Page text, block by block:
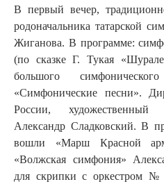
В первый вечер,
родоначальника татарской
Жиганова. В программе:
(по сказке Г. Тукая
большого
«Симфонические песни».
России, художественный
Александр Сладковский. В
вошли «Марш Красной
«Волжская симфония»
для скрипки с оркестром